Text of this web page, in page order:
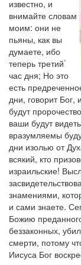
известно, и
внимайте словам
моим: они не
пьяны, как вы
думаете, ибо
теперь третий*
час дня; Но это
есть
дни, говорит Бог,
будут
ваши будут
вразумляемы
дни изолью от
всякий, кто
израильские!
знамениями,
и сами знаете.
Божию
беззаконных,
смерти, потому
Иисуса Бог